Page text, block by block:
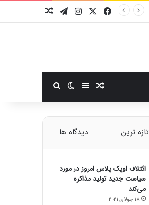
فیسبوکایکس اینستاگرام
تلگرام
نوشته تصادفی
سایدبارتغییر پوسته
تازه ترین دیدگاه ها
ائتلاف اوپک پلاس امروز در مورد
سیاست جدید تولید مذاکره
می‌کند
18 جولای 2021